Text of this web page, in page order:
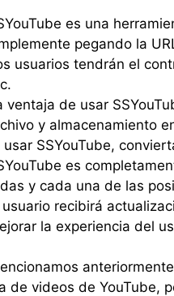
es una
pegando la
usuarios tendrán el
ventaja de usar
y almacenamiento
usar SSYouTube,
es
y cada una de las
usuario recibirá
la experiencia del
de videos de YouTube,